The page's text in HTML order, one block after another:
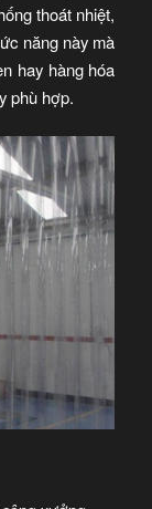
thoát nhiệt,
năng này mà
hay hàng hóa
phù hợp.